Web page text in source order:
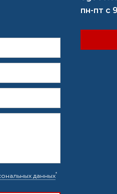
данных*
пн-пт с